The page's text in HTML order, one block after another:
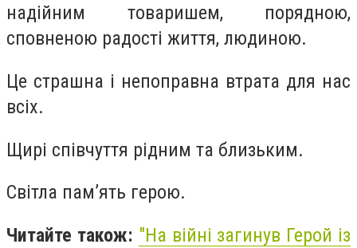
надійним товаришем, порядною,
сповненою радості життя, людиною.
Це страшна і непоправна втрата для нас
всіх.
Щирі співчуття рідним та близьким.
Світла пам’ять герою.
Читайте також: "На війні загинув Герой із